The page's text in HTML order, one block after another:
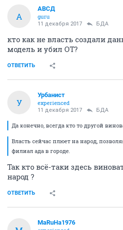
А
АВСД
guru
11 декабря 2017 БДА
кто как не власть создали
модель и убил ОТ?
ОТВЕТИТЬ
У
Урбанист
experienced
11 декабря 2017 БДА
Да конечно, всегда кто то другой
Власть сейчас плюет на народ,
филиал ада в городе.
Так кто всё-таки здесь
народ ?
ОТВЕТИТЬ
MaRuHa1976